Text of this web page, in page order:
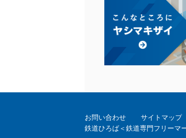
お問い合わせ サイトマップ
鉄道ひろば＜鉄道専門フリーマ